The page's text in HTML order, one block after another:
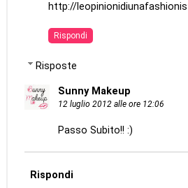
http://
Rispondi
Risposte
Sunny Makeup
12 luglio 2012 alle ore 12:06
Passo Subito!! :)
Rispondi